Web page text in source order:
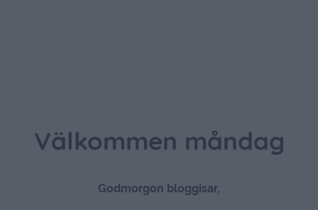
Välkommen måndag
Godmorgon bloggisar,